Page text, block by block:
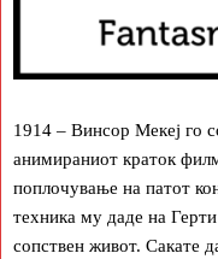
1914 – Винсор Мекеј го
анимираниот краток
поплочување на патот
техника му даде на
сопствен живот. Сакате